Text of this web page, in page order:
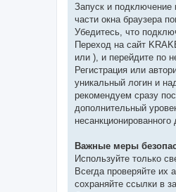
Запуск и подключение
части окна браузера
Убедитесь, что
Переход на сайт
или ), и перейдите по
Регистрация или
уникальный логин и
рекомендуем сразу
дополнительный
несанкционированного
Важные меры
Используйте только
Всегда проверяйте их
сохраняйте ссылки в